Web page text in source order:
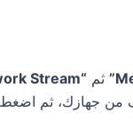
ثم “Open Network Stream”